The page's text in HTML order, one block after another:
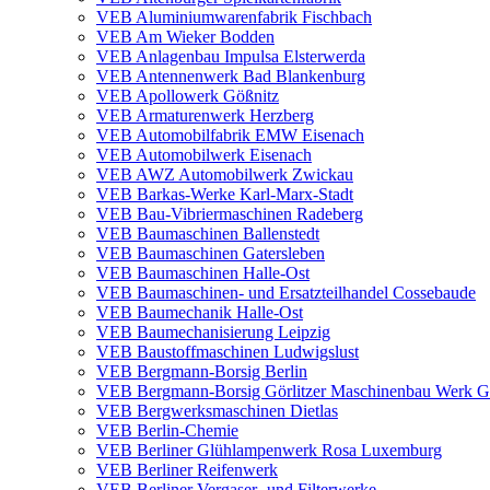
VEB Aluminiumwarenfabrik Fischbach
VEB Am Wieker Bodden
VEB Anlagenbau Impulsa Elsterwerda
VEB Antennenwerk Bad Blankenburg
VEB Apollowerk Gößnitz
VEB Armaturenwerk Herzberg
VEB Automobilfabrik EMW Eisenach
VEB Automobilwerk Eisenach
VEB AWZ Automobilwerk Zwickau
VEB Barkas-Werke Karl-Marx-Stadt
VEB Bau-Vibriermaschinen Radeberg
VEB Baumaschinen Ballenstedt
VEB Baumaschinen Gatersleben
VEB Baumaschinen Halle-Ost
VEB Baumaschinen- und Ersatzteilhandel Cossebaude
VEB Baumechanik Halle-Ost
VEB Baumechanisierung Leipzig
VEB Baustoffmaschinen Ludwigslust
VEB Bergmann-Borsig Berlin
VEB Bergmann-Borsig Görlitzer Maschinenbau Werk
VEB Bergwerksmaschinen Dietlas
VEB Berlin-Chemie
VEB Berliner Glühlampenwerk Rosa Luxemburg
VEB Berliner Reifenwerk